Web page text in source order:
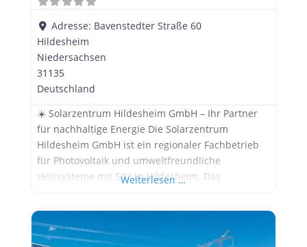
Adresse: Bavenstedter Straße 60
Hildesheim
Niedersachsen
31135
Deutschland
☀️ Solarzentrum Hildesheim GmbH – Ihr Partner
für nachhaltige Energie Die Solarzentrum
Hildesheim GmbH ist ein regionaler Fachbetrieb
für Photovoltaik und umweltfreundliche
Heizsysteme mit Sitz in Hildesheim. Das
um die Planung, Installation und Wartung von
Solaranlagen für private und gewerbliche
Kunden. Dabei steht die individuelle Beratung im
Weiterlesen …